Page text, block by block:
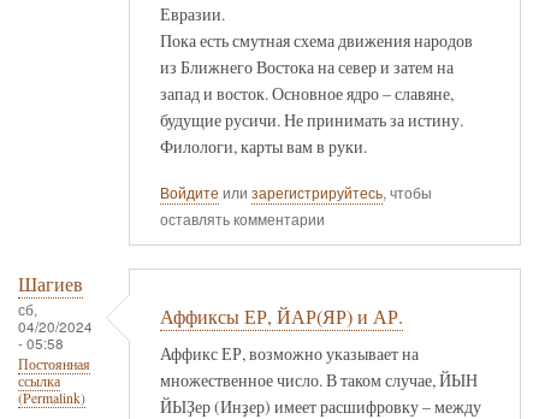
Евразии.
Пока есть смутная схема движения народов
из Ближнего Востока на север и затем на
запад и восток. Основное ядро – славяне,
будущие русичи. Не принимать за истину.
Филологи, карты вам в руки.
Войдите или зарегистрируйтесь, чтобы
оставлять комментарии
Шагиев
сб,
04/20/2024
- 05:58
Постоянная
ссылка
(Permalink)
Аффиксы ЕР, ЙАР(ЯР) и АР.
Аффикс ЕР, возможно указывает на
множественное число. В таком случае, ЙЫН
ЙЫҘер (Инҙер) имеет расшифровку – между